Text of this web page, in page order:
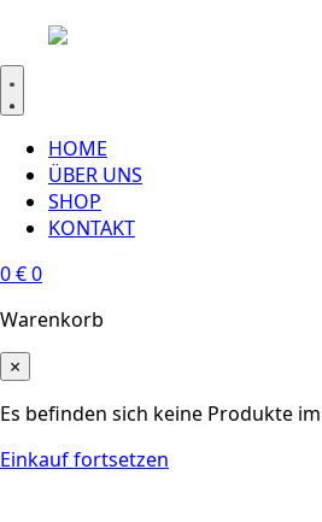
HOME
ÜBER UNS
SHOP
KONTAKT
0€0
Warenkorb
×
Es befinden sich keine Produkte
Einkauf fortsetzen